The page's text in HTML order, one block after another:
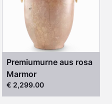
Premiumurne aus rosa
Marmor
€ 2,299.00